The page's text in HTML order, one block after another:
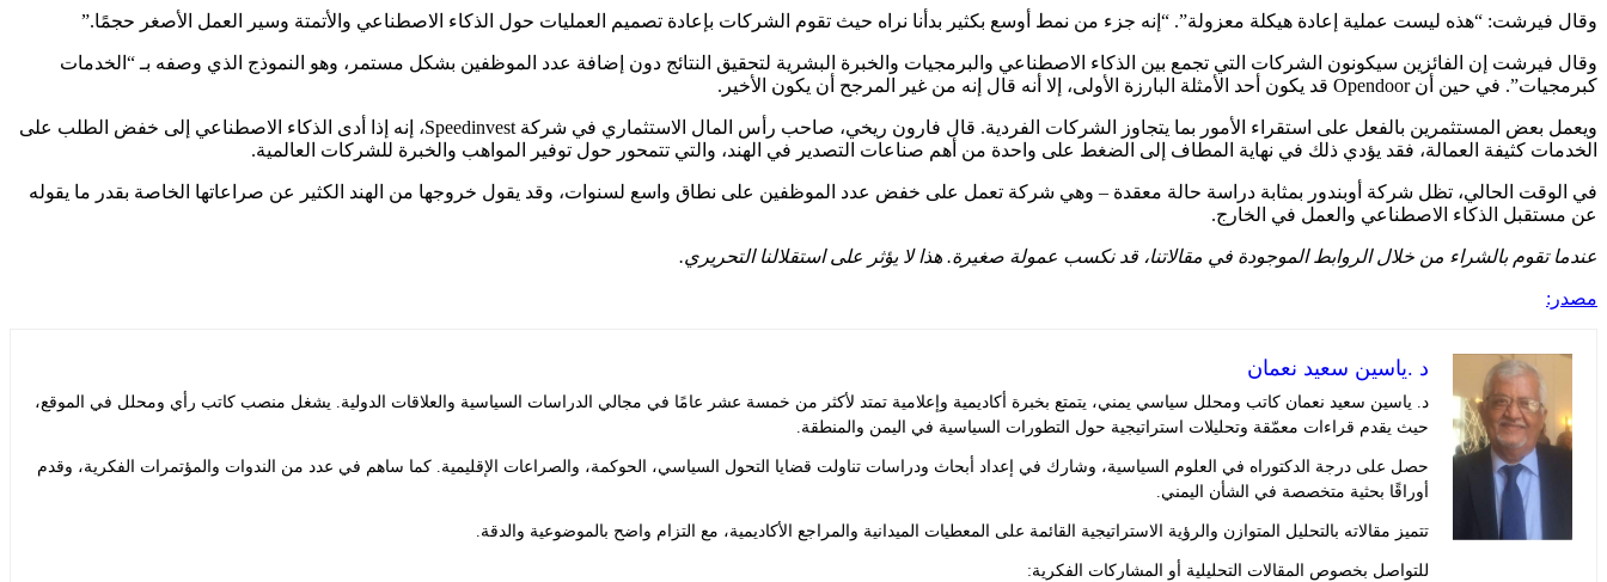
وقال فيرشت: “هذه ليست عملية إعادة هيكلة معزولة”. “إنه جزء من نمط أوسع بكثير بدأنا نراه حيث تقوم الشركات بإعادة تصميم العمليات حول الذكاء الاصطناعي والأتمتة وسير العمل الأصغر حجمًا.”
وقال فيرشت إن الفائزين سيكونون الشركات التي تجمع بين الذكاء الاصطناعي والبرمجيات والخبرة البشرية لتحقيق النتائج دون إضافة عدد الموظفين بشكل مستمر، وهو النموذج الذي وصفه بـ “الخدمات
كبرمجيات”. في حين أن Opendoor قد يكون أحد الأمثلة البارزة الأولى، إلا أنه قال إنه من غير المرجح أن يكون الأخير.
ويعمل بعض المستثمرين بالفعل على استقراء الأمور بما يتجاوز الشركات الفردية. قال فارون ريخي، صاحب رأس المال الاستثماري في شركة Speedinvest، إنه إذا أدى الذكاء الاصطناعي إلى خفض الطلب على
الخدمات كثيفة العمالة، فقد يؤدي ذلك في نهاية المطاف إلى الضغط على واحدة من أهم صناعات التصدير في الهند، والتي تتمحور حول توفير المواهب والخبرة للشركات العالمية.
في الوقت الحالي، تظل شركة أوبندور بمثابة دراسة حالة معقدة – وهي شركة تعمل على خفض عدد الموظفين على نطاق واسع لسنوات، وقد يقول خروجها من الهند الكثير عن صراعاتها الخاصة بقدر ما يقوله
عن مستقبل الذكاء الاصطناعي والعمل في الخارج.
عندما تقوم بالشراء من خلال الروابط الموجودة في مقالاتنا، قد نكسب عمولة صغيرة. هذا لا يؤثر على استقلالنا التحريري.
مصدر:
د .ياسين سعيد نعمان
د. ياسين سعيد نعمان كاتب ومحلل سياسي يمني، يتمتع بخبرة أكاديمية وإعلامية تمتد لأكثر من خمسة عشر عامًا في مجالي الدراسات السياسية والعلاقات الدولية. يشغل منصب كاتب رأي ومحلل في الموقع،
حيث يقدم قراءات معمّقة وتحليلات استراتيجية حول التطورات السياسية في اليمن والمنطقة.
حصل على درجة الدكتوراه في العلوم السياسية، وشارك في إعداد أبحاث ودراسات تناولت قضايا التحول السياسي، الحوكمة، والصراعات الإقليمية. كما ساهم في عدد من الندوات والمؤتمرات الفكرية، وقدم
أوراقًا بحثية متخصصة في الشأن اليمني.
تتميز مقالاته بالتحليل المتوازن والرؤية الاستراتيجية القائمة على المعطيات الميدانية والمراجع الأكاديمية، مع التزام واضح بالموضوعية والدقة.
للتواصل بخصوص المقالات التحليلية أو المشاركات الفكرية: